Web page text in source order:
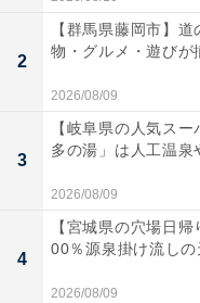
2
【群馬県藤岡市】
物・グルメ・遊び
2026/08/09
3
【岐阜県の人気ス
多の湯」は人工温
2026/08/09
4
【宮城県の穴場日
00％源泉掛け流し
2026/08/09